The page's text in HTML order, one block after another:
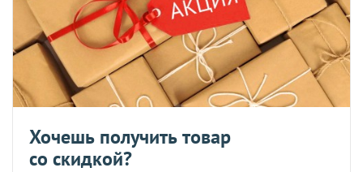
Хочешь получить товар
со скидкой?